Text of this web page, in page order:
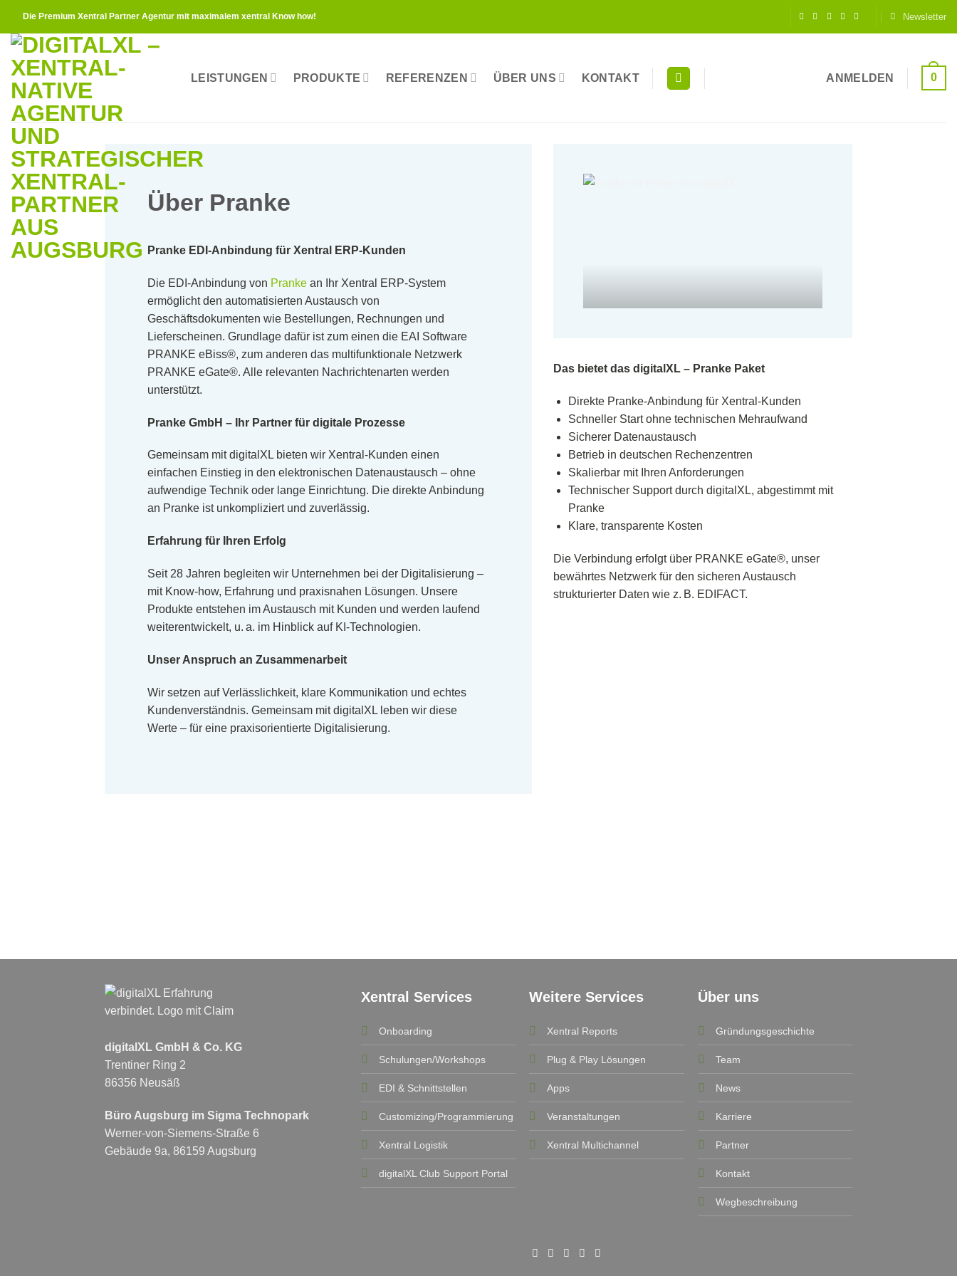
springen
Die Premium Xentral Partner Agentur mit maximalem xentral Know how! Newsletter
LEISTUNGEN PRODUKTE REFERENZEN ÜBER UNS KONTAKT ANMELDEN 0
Über Pranke
Pranke EDI-Anbindung für Xentral ERP-Kunden
Die EDI-Anbindung von Pranke an Ihr Xentral ERP-System
ermöglicht den automatisierten Austausch von
Geschäftsdokumenten wie Bestellungen, Rechnungen und
Lieferscheinen. Grundlage dafür ist zum einen die EAI Software
PRANKE eBiss®, zum anderen das multifunktionale Netzwerk
PRANKE eGate®. Alle relevanten Nachrichtenarten werden
unterstützt.
Pranke GmbH – Ihr Partner für digitale Prozesse
Gemeinsam mit digitalXL bieten wir Xentral-Kunden einen
einfachen Einstieg in den elektronischen Datenaustausch – ohne
aufwendige Technik oder lange Einrichtung. Die direkte Anbindung
an Pranke ist unkompliziert und zuverlässig.
Erfahrung für Ihren Erfolg
Seit 28 Jahren begleiten wir Unternehmen bei der Digitalisierung –
mit Know-how, Erfahrung und praxisnahen Lösungen. Unsere
Produkte entstehen im Austausch mit Kunden und werden laufend
weiterentwickelt, u. a. im Hinblick auf KI-Technologien.
Unser Anspruch an Zusammenarbeit
Wir setzen auf Verlässlichkeit, klare Kommunikation und echtes
Kundenverständnis. Gemeinsam mit digitalXL leben wir diese
Werte – für eine praxisorientierte Digitalisierung.
Das bietet das digitalXL – Pranke Paket
Direkte Pranke-Anbindung für Xentral-Kunden
Schneller Start ohne technischen Mehraufwand
Sicherer Datenaustausch
Betrieb in deutschen Rechenzentren
Skalierbar mit Ihren Anforderungen
Technischer Support durch digitalXL, abgestimmt mit
Pranke
Klare, transparente Kosten
Die Verbindung erfolgt über PRANKE eGate®, unser
bewährtes Netzwerk für den sicheren Austausch
strukturierter Daten wie z. B. EDIFACT.
digitalXL GmbH & Co. KG
Trentiner Ring 2
86356 Neusäß
Büro Augsburg im Sigma Technopark
Werner-von-Siemens-Straße 6
Gebäude 9a, 86159 Augsburg
Xentral Services
Onboarding
Schulungen/Workshops
EDI & Schnittstellen
Customizing/Programmierung
Xentral Logistik
digitalXL Club Support Portal
Weitere Services
Xentral Reports
Plug & Play Lösungen
Apps
Veranstaltungen
Xentral Multichannel
Über uns
Gründungsgeschichte
Team
News
Karriere
Partner
Kontakt
Wegbeschreibung